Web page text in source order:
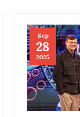
Sep
28
2025